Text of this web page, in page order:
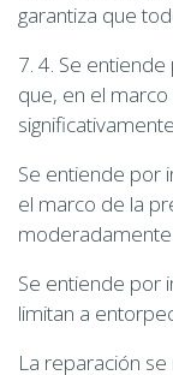
garantiza que
7. 4. Se entiende
que, en el
Se entiende por
el marco de la
moderadamente
Se entiende por
limitan a
La reparación